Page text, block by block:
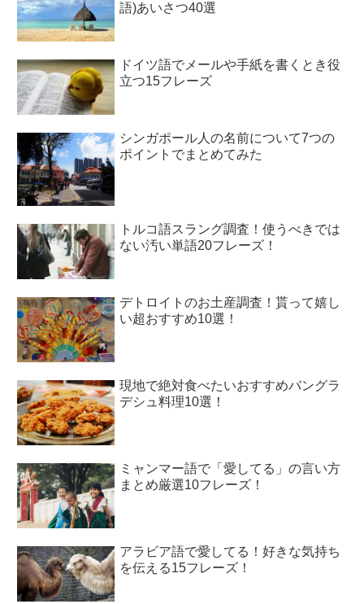
語)あいさつ40選
ドイツ語でメールや手紙を書くとき役
立つ15フレーズ
シンガポール人の名前について7つの
ポイントでまとめてみた
トルコ語スラング調査！使うべきでは
ない汚い単語20フレーズ！
デトロイトのお土産調査！貰って嬉し
い超おすすめ10選！
現地で絶対食べたいおすすめバングラ
デシュ料理10選！
ミャンマー語で「愛してる」の言い方
まとめ厳選10フレーズ！
アラビア語で愛してる！好きな気持ち
を伝える15フレーズ！